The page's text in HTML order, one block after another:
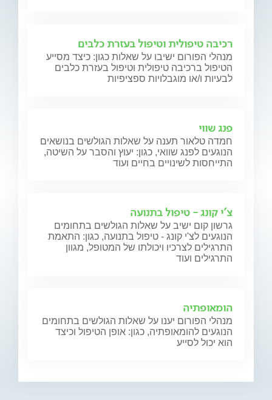
רכיבה טיפולית וטיפול בעזרת כלבים
מנהלי הפורום ישיבו על שאלות כגון: כיצד מסייע
הטיפול ברכיבה טיפולית וטיפול בעזרת כלבים
לבעיות ו/או מוגבלויות ספציפיות
פנג שווי
חמדה טלאור תענה על שאלות הגולשים בנושאים
הנוגעים לפנג שוואי, כגון: יעוץ והסבר על השיטה,
התייחסות לשינויים בחיים ועוד
צ'י קונג - טיפול בתנועה
גרשון קום ישיב על שאלות הגולשים בתחומים
הנוגעים לצ'י קונג - טיפול בתנועה, כגון: התאמת
התרגילים לצרכיו ויכולתו של המטופל, מגוון
התרגילים ועוד
הומאופתיה
מנהלי הפורום יענו על שאלות הגולשים בתחומים
הנוגעים להומאופתיה, כגון: אופן הטיפול וכיצד
הוא יכול לסייע